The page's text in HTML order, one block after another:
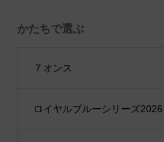
かたちで選ぶ
７オンス
ロイヤルブルーシリーズ2026